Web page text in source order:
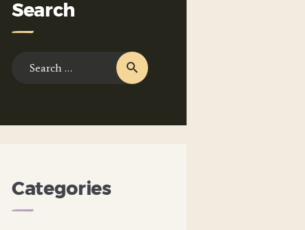
Search
Categories